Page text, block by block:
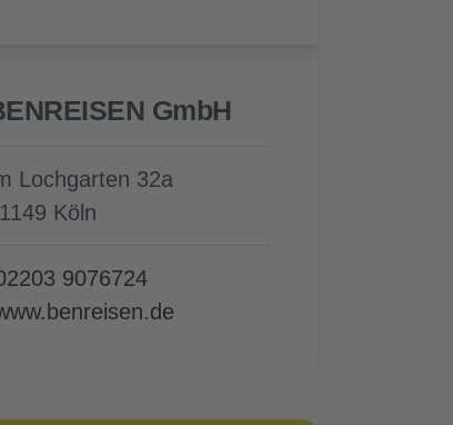
GmbH
Lochgarten 32a
Köln
9076724